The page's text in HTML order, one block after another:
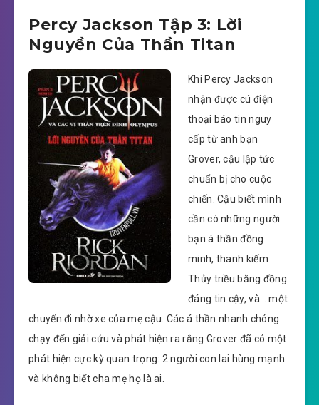
Percy Jackson Tập 3: Lời
Nguyền Của Thần Titan
Khi Percy Jackson
nhận được cú điện
thoại báo tin nguy
cấp từ anh bạn
Grover, cậu lập tức
chuẩn bị cho cuộc
chiến. Cậu biết mình
cần có những người
bạn á thần đồng
minh, thanh kiếm
Thủy triều bằng đồng
đáng tin cậy, và… một
chuyến đi nhờ xe của mẹ cậu. Các á thần nhanh chóng
chạy đến giải cứu và phát hiện ra rằng Grover đã có một
phát hiện cực kỳ quan trọng: 2 người con lai hùng mạnh
và không biết cha mẹ họ là ai.